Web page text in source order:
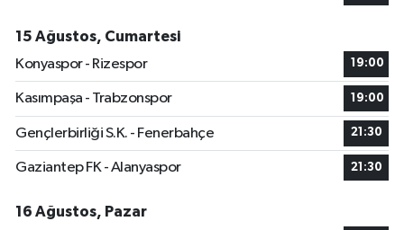
15 Ağustos, Cumartesi
Konyaspor - Rizespor
19:00
Kasımpaşa - Trabzonspor 19:00
Gençlerbirliği S.K. - Fenerbahçe 21:30
Gaziantep FK - Alanyaspor 21:30
16 Ağustos, Pazar